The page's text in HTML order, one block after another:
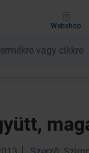
Webshop